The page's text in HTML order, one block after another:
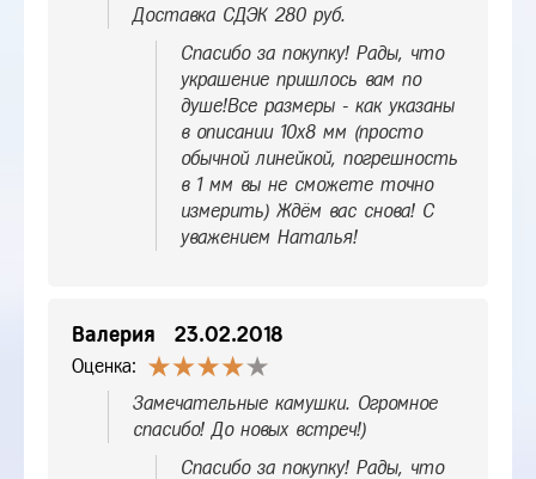
Доставка СДЭК 280 руб.
Спасибо за покупку! Рады, что
украшение пришлось вам по
душе!Все размеры - как указаны
в описании 10х8 мм (просто
обычной линейкой, погрешность
в 1 мм вы не сможете точно
измерить) Ждём вас снова! С
уважением Наталья!
Валерия 23.02.2018
Оценка:
Замечательные камушки. Огромное
спасибо! До новых встреч!)
Спасибо за покупку! Рады, что